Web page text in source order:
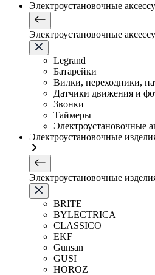
Электроустановочные
Электроустановочные
Legrand
Батарейки
Вилки, переходники,
Датчики движения и
Звонки
Таймеры
Электроустановочные
Электроустановочные
Электроустановочные
BRITE
BYLECTRICA
CLASSICO
EKF
Gunsan
GUSI
HOROZ